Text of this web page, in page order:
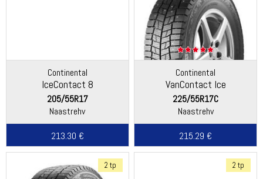
Continental
IceContact 8
205/55R17
Naastrehv
213.30 €
Continental
VanContact Ice
225/55R17C
Naastrehv
215.29 €
2 tp 2 tp